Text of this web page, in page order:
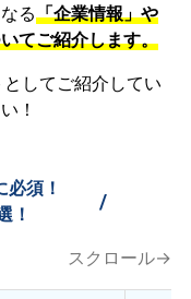
る「企業情報」や
てご紹介します。
してご紹介してい
！
須！
！
/
スクロール→